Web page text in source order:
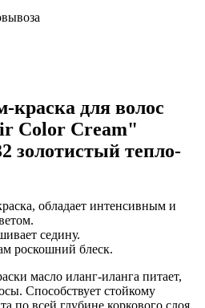
краска для волос
Color Cream"
золотистый тепло-
обладает интенсивным и
седину.
роскошний блеск.
масло иланг-иланга питает,
Способствует стойкому